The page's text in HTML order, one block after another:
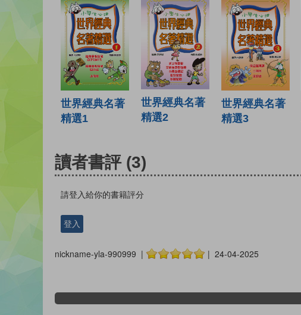
世界經典名著
精選1
世界經典名著
精選2
世界經典名著
精選3
讀者書評 (3)
請登入給你的書籍評分
登入
nickname-yla-990999 | | 24-04-2025